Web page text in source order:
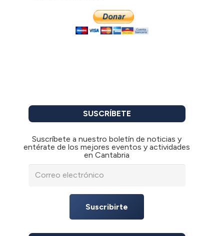
SUSCRÍBETE
Suscríbete a nuestro boletín de noticias y
entérate de los mejores eventos y actividades
en Cantabria
Suscribirte